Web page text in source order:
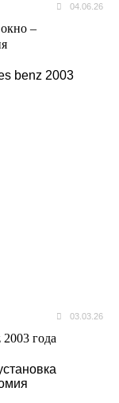
04.06.26
–
03.03.26
года